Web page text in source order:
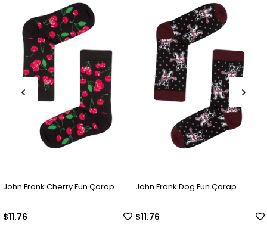
John Frank Cherry Fun Çorap
$11.76
John Frank Dog Fun Çorap
$11.76